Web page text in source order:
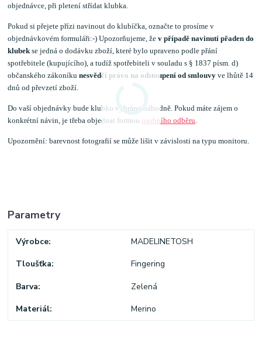
objednávce, při pletení střídat klubka.
Pokud si přejete přízi navinout do klubíčka, označte to prosíme v
objednávkovém formuláři:-) Upozorňujeme, žev případě navinutí přaden do
klubek se jedná o dodávku zboží, které bylo upraveno podle přání
spotřebitele (kupujícího), a tudíž spotřebiteli v souladu s § 1837 písm. d)
občanského zákoníkunesvědčí právo na odstoupení od smlouvy ve lhůtě 14
dnů od převzetí zboží.
Do vaší objednávky bude klubko vybráno náhodně. Pokud máte zájem o
konkrétní návin, je třeba objednat formou osobního odběru
Upozornění: barevnost fotografií se může lišit v závislosti na typu monitoru.
Parametry
Výrobce MADELINETOSH
Tloušťka Fingering
Barva Zelená
Materiál Merino